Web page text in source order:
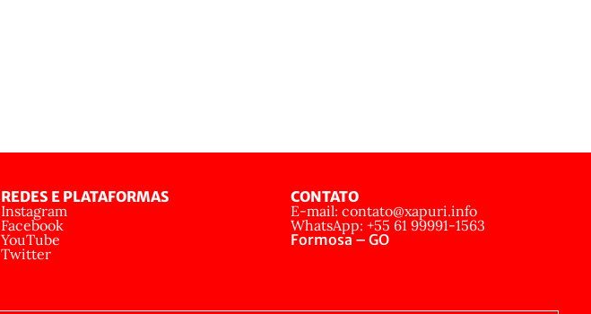
REDES E PLATAFORMAS
Instagram
Facebook
YouTube
Twitter
CONTATO
E-mail: contato@xapuri.info
WhatsApp: +55 61 99991-1563
Formosa – GO